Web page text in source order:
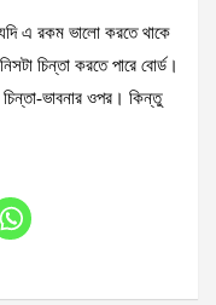
যদি এ রকম ভালো করতে থাকে
চিন্তা করতে পারে বোর্ড।
চিন্তা-ভাবনার ওপর। কিন্তু